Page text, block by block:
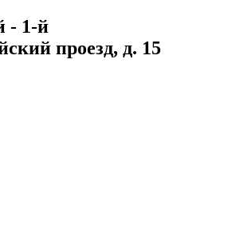
- 1-й
проезд, д. 15